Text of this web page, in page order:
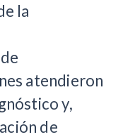
la
atendieron
y,
de